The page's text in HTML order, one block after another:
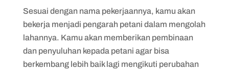
Sesuai dengan nama pekerjaannya, kamu akan
bekerja menjadi pengarah petani dalam mengolah
lahannya. Kamu akan memberikan pembinaan
dan penyuluhan kepada petani agar bisa
berkembang lebih baik lagi mengikuti perubahan